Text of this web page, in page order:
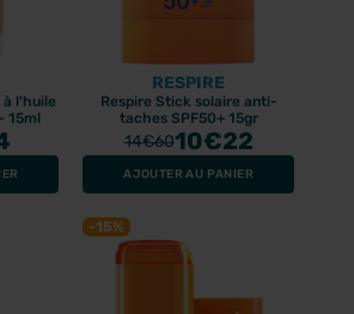
à l'huile
15ml
RESPIRE
Respire Stick solaire anti-
taches SPF50+ 15gr
14€6010€22
AJOUTER AU PANIER
-15%